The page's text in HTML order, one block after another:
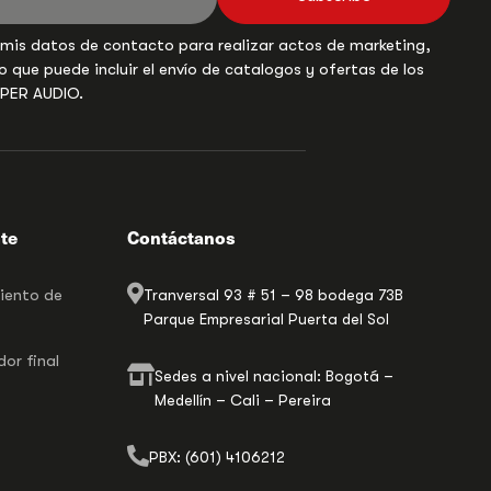
datos de contacto para realizar actos de marketing,
que puede incluir el envío de catalogos y ofertas de los
AUDIO.
de
final
Contáctanos
Tranversal 93 # 51 – 98 bodega 73B
Parque Empresarial Puerta del Sol
Sedes a nivel nacional: Bogotá –
Medellín – Cali – Pereira
PBX: (601) 4106212